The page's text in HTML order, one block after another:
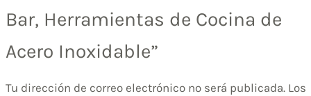
Bar, Herramientas de Cocina de
Acero Inoxidable”
Tu dirección de correo electrónico no será publicada. Los